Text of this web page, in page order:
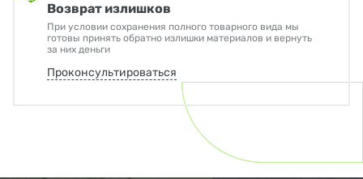
Возврат излишков
При условии сохранения полного товарного вида мы
готовы принять обратно излишки материалов и вернуть
за них деньги
Проконсультироваться